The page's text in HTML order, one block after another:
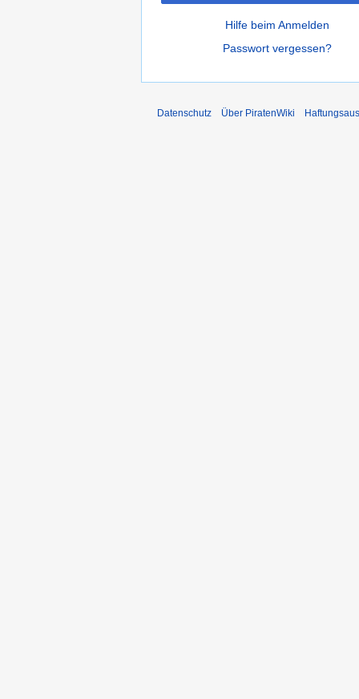
Hilfe beim Anmelden
Passwort vergessen?
Datenschutz Über PiratenWiki